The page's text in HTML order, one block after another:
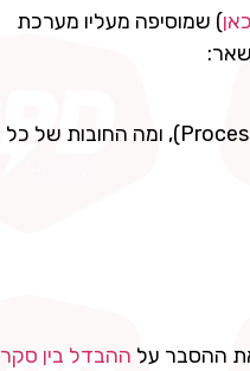
) שמוסיפה מעליו מערכת
מי "בעל השליטה" במידע (Controller) ומי "מעבד" אותו עבור אחרים (Processor), ומה החובות של כל
ההסבר על ההבדל בין סקר